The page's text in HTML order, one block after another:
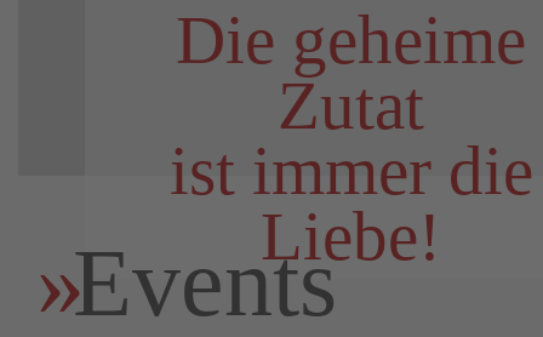
Die geheime
Zutat
ist immer die
Liebe!
Events